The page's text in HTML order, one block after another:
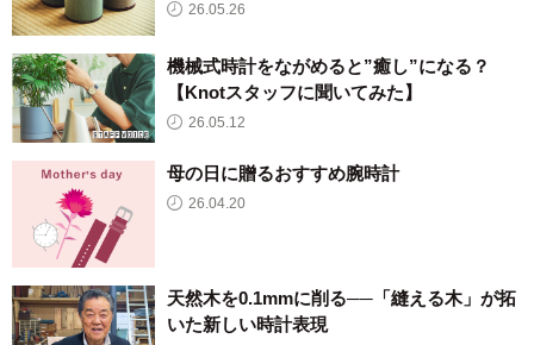
26.05.26
機械式時計をながめると”癒し”になる？
【Knotスタッフに聞いてみた】
26.05.12
母の日に贈るおすすめ腕時計
26.04.20
天然木を0.1mmに削る──「縫える木」が拓
いた新しい時計表現